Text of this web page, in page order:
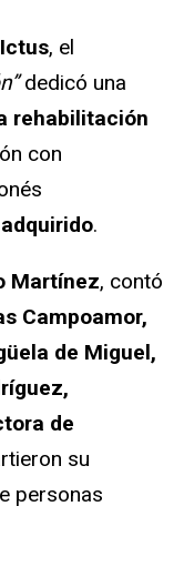
, el
dedicó una
rehabilitación
con
.
Martínez, contó
Campoamor,
de Miguel,
de
su
personas